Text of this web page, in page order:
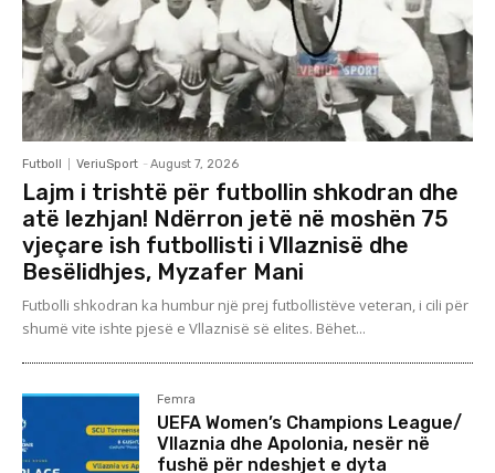
Futboll VeriuSport - August 7, 2026
Lajm i trishtë për futbollin shkodran dhe
atë lezhjan! Ndërron jetë në moshën 75
vjeçare ish futbollisti i Vllaznisë dhe
Besëlidhjes, Myzafer Mani
Futbolli shkodran ka humbur një prej futbollistëve veteran, i cili për
shumë vite ishte pjesë e Vllaznisë së elites. Bëhet...
Femra
UEFA Women’s Champions League/
Vllaznia dhe Apolonia, nesër në
fushë për ndeshjet e dyta